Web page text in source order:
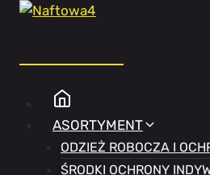
Przejdź
ASORTYMENT
ODZIEŻ ROBOCZA I
ŚRODKI OCHRONY